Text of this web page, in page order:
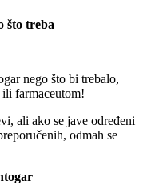
što treba
nego što bi trebalo,
ili farmaceutom!
ali ako se jave određeni
odmah se